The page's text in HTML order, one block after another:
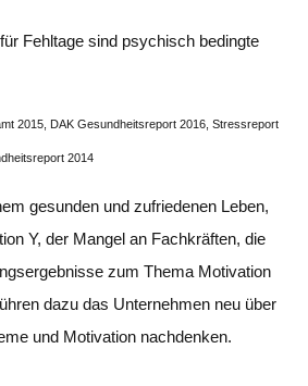
Fehltage sind psychisch bedingte
2015, DAK Gesundheitsreport 2016, Stressreport
2014
gesunden und zufriedenen Leben,
Y, der Mangel an Fachkräften, die
zum Thema Motivation
dazu das Unternehmen neu über
und Motivation nachdenken.